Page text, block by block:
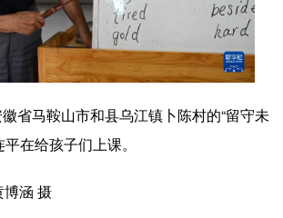
中央文件 金融 汽车
人居 信息化 数字经济
马鞍山市和县乌江镇卜陈村的“留守未
在给孩子们上课。
涵 摄